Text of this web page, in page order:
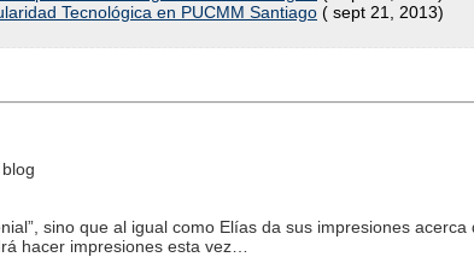
Tecnológica en PUCMM Santiago ( sept 21, 2013)
sino que al igual como Elías da sus impresiones
hacer impresiones esta vez…